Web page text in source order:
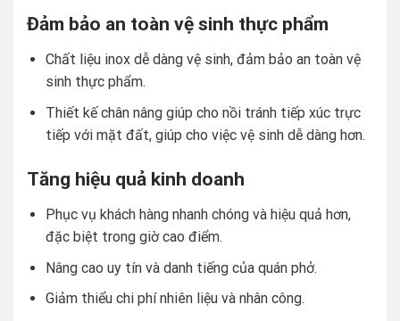
Đảm bảo an toàn vệ sinh thực phẩm
Chất liệu inox dễ dàng vệ sinh, đảm bảo an toàn vệ
sinh thực phẩm.
Thiết kế chân nâng giúp cho nồi tránh tiếp xúc trực
tiếp với mặt đất, giúp cho việc vệ sinh dễ dàng hơn.
Tăng hiệu quả kinh doanh
Phục vụ khách hàng nhanh chóng và hiệu quả hơn,
đặc biệt trong giờ cao điểm.
Nâng cao uy tín và danh tiếng của quán phở.
Giảm thiểu chi phí nhiên liệu và nhân công.